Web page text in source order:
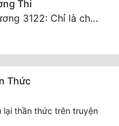
Thi
Chương 3122: Chỉ là chút bọt nước! Điều kiện và tài liệu!**
Thức
lại thần thức trên truyện